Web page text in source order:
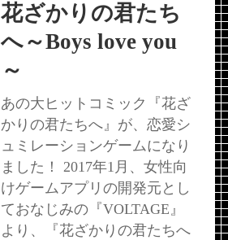
花ざかりの君たち
へ～Boys love you
～
あの大ヒットコミック『花ざ
かりの君たちへ』が、恋愛シ
ュミレーションゲームになり
ました！ 2017年1月、女性向
けゲームアプリの開発元とし
ておなじみの『VOLTAGE』
より、『花ざかりの君たちへ